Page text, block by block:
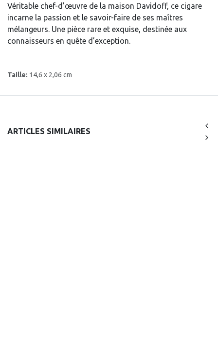
Véritable chef-d'œuvre de la maison Davidoff, ce cigare
incarne la passion et le savoir-faire de ses maîtres
mélangeurs. Une pièce rare et exquise, destinée aux
connaisseurs en quête d’exception.
Taille: 14,6 x 2,06 cm
ARTICLES SIMILAIRES